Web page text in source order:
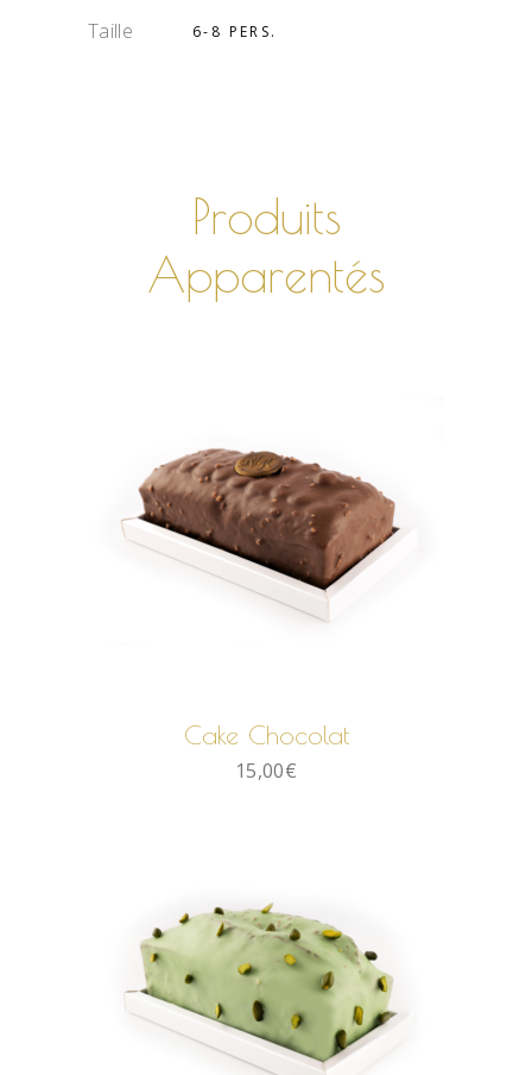
Taille 6-8 PERS.
Produits
Apparentés
Cake Chocolat
15,00€